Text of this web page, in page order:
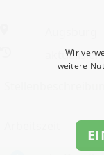
Wir
weitere